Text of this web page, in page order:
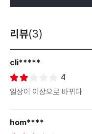
리뷰(3)
cli*****
4
일상이 이상으로 바뀌다
hom****